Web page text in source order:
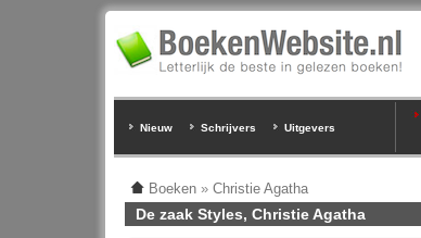
Nieuw Schrijvers Uitgevers
Boeken » Christie Agatha
De zaak Styles, Christie Agatha